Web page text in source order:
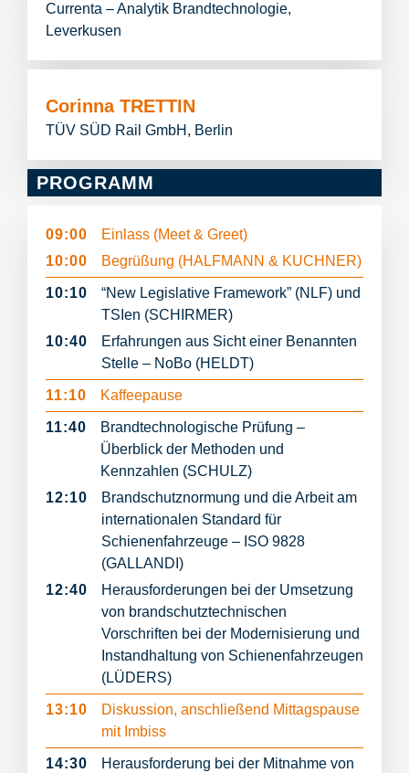
Currenta – Analytik Brandtechnologie,
Leverkusen
Corinna TRETTIN
TÜV SÜD Rail GmbH, Berlin
PROGRAMM
09:00
Einlass (Meet & Greet)
10:00
Begrüßung (HALFMANN & KUCHNER)
10:10
“New Legislative Framework” (NLF) und
TSIen (SCHIRMER)
10:40
Erfahrungen aus Sicht einer Benannten
Stelle – NoBo (HELDT)
11:10 Kaffeepause
11:40
Brandtechnologische Prüfung –
Überblick der Methoden und
Kennzahlen (SCHULZ)
12:10
Brandschutznormung und die Arbeit am
internationalen Standard für
Schienenfahrzeuge – ISO 9828
(GALLANDI)
12:40
Herausforderungen bei der Umsetzung
von brandschutztechnischen
Vorschriften bei der Modernisierung und
Instandhaltung von Schienenfahrzeugen
(LÜDERS)
13:10
Diskussion, anschließend Mittagspause
mit Imbiss
14:30
Herausforderung bei der Mitnahme von